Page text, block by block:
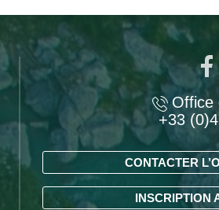
Office
+33
CONTACTER
INSCRIPTION